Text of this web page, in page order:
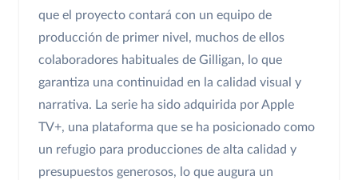
que el proyecto contará con un equipo de
producción de primer nivel, muchos de ellos
colaboradores habituales de Gilligan, lo que
garantiza una continuidad en la calidad visual y
narrativa. La serie ha sido adquirida por Apple
TV+, una plataforma que se ha posicionado como
un refugio para producciones de alta calidad y
presupuestos generosos, lo que augura un